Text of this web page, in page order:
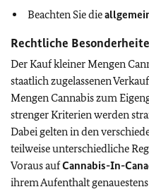
Beachten Sie die
Rechtliche
Der Kauf kleiner Mengen
staatlich zugelassenen
Mengen Cannabis zum
strenger Kriterien werden
Dabei gelten in den
teilweise unterschiedliche
Voraus aufCannabis-In-
ihrem Aufenthalt